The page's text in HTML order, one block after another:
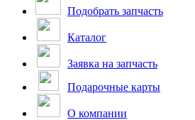
Подобрать запчасть
Каталог
Заявка на запчасть
Подарочные карты
О компании